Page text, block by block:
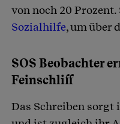
von noch 20 Prozent.
Sozialhilfe, um über
SOS Beobachter
Feinschliff
Das Schreiben